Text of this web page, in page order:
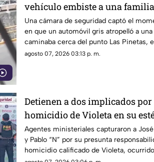
vehículo embiste a una
Chilpancingo
Una cámara de seguridad captó el
en que un automóvil gris atropelló a
caminaba cerca del punto Las Pinetas,
Chilpancingo.
agosto 07, 2026 03:13 p. m.
Detienen a dos implicados por
homicidio de Violeta en su
Acapulco
Agentes ministeriales capturaron a José
y Pablo “N” por su presunta
homicidio calificado de Violeta,